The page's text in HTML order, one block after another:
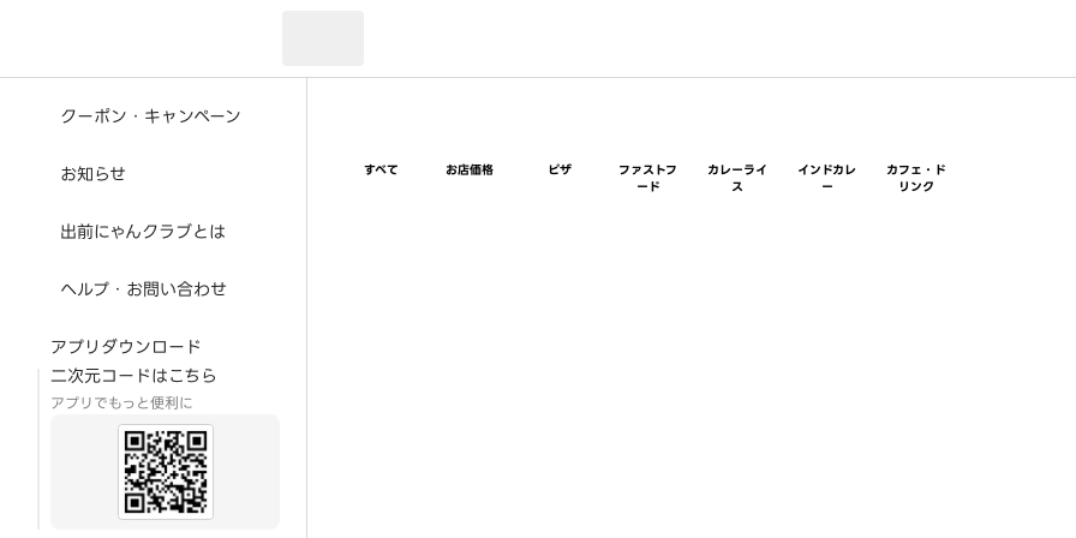
クーポン・キャンペーン
お知らせ
出前にゃんクラブとは
ヘルプ・お問い合わせ
アプリダウンロード
二次元コードはこちら
アプリでもっと便利に
すべて お店価格 ピザ
ファストフ
ード
カレーライ
ス
インドカレ
ー
カフェ・ド
リンク